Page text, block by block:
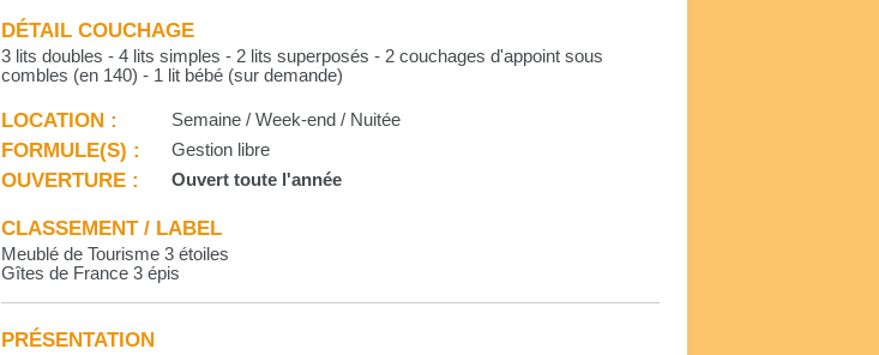
DÉTAIL COUCHAGE
3 lits doubles - 4 lits simples - 2 lits superposés - 2 couchages d'appoint sous
combles (en 140) - 1 lit bébé (sur demande)
LOCATION : Semaine / Week-end / Nuitée
FORMULE(S) : Gestion libre
OUVERTURE : Ouvert toute l'année
CLASSEMENT / LABEL
Meublé de Tourisme 3 étoiles
Gîtes de France 3 épis
PRÉSENTATION